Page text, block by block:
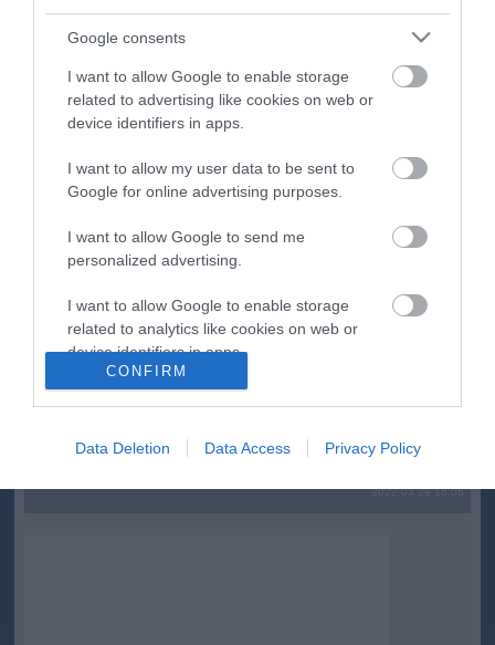
Google consents
I want to allow Google to enable storage
related to advertising like cookies on web or
device identifiers in apps.
I want to allow my user data to be sent to
Google for online advertising purposes.
I want to allow Google to send me
personalized advertising.
I want to allow Google to enable storage
related to analytics like cookies on web or
device identifiers in apps.
related to personalization.
CONFIRM
Data Deletion Data Access Privacy Policy
Vizet vinnének a szomjazó vadaknak: önkéntes
Rekordközeli aszály a Dunán: megkezdték a történelmi
kisvízszintek rögzítését
top cikkek:
top fórum témák:
Tanár Úr gyere, mindjárt lesz Lillád!
2022.05.10 21:11
AZ IGAZSÁG SOHA NEM KÉSŐ
JólVanna
2022.05.10 20:31
2022.03.29 16:11
2022.03.29 16:06